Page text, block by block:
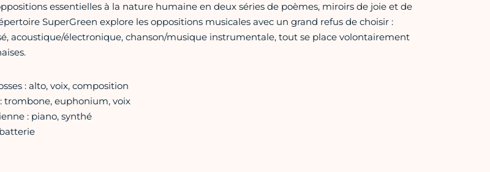
essentielles à la nature humaine en deux séries de poèmes, miroirs de joie et de
SuperGreen explore les oppositions musicales avec un grand refus de choisir :
acoustique/électronique, chanson/musique instrumentale, tout se place volontairement
: alto, voix, composition
trombone, euphonium, voix
: piano, synthé